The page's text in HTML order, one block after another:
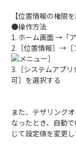
【位置情報の権限
●操作方法
1. ホーム画面 →「
2.［位置情報］→
］
3.［システムアプ
可］を選択する
また、テザリング
なったとき、自動
じて設定値を変更し